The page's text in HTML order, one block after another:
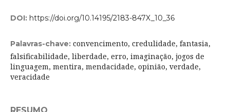
DOI: https://doi.org/10.14195/2183-847X_10_36
Palavras-chave: convencimento, credulidade, fantasia,
falsificabilidade, liberdade, erro, imaginação, jogos de
linguagem, mentira, mendacidade, opinião, verdade,
veracidade